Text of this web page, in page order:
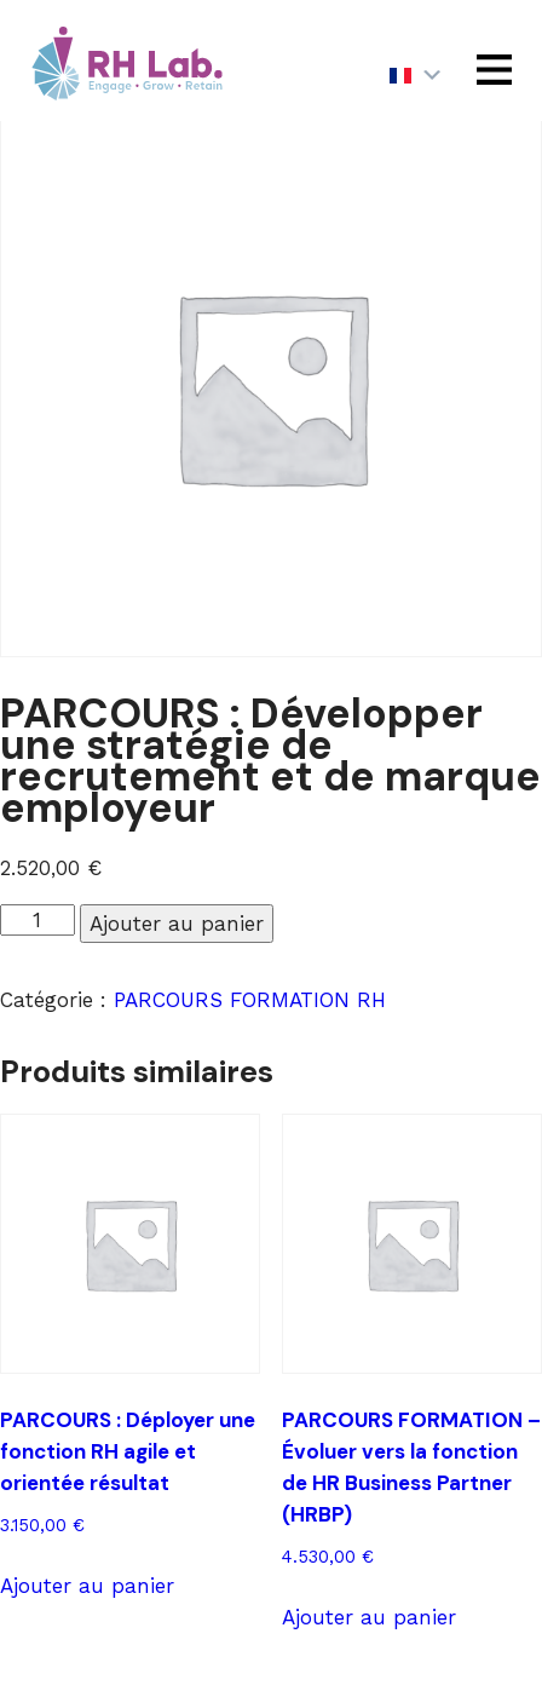
MENU
Développer une stratégie de recrutement et de
marque employeur
PARCOURS : Développer
une stratégie de
recrutement et de marque
employeur
2.520,00 €
quantité
:
une
employeur
Ajouter au panier
Catégorie : PARCOURS FORMATION RH
Produits similaires
PARCOURS : Déployer une
fonction RH agile et
orientée résultat
3.150,00 €
Ajouter au panier
PARCOURS FORMATION –
Évoluer vers la fonction
de HR Business Partner
(HRBP)
4.530,00 €
Ajouter au panier